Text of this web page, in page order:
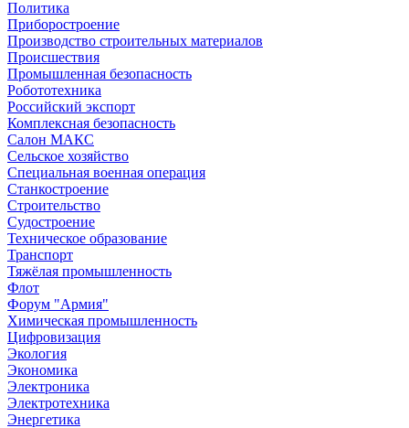
Политика
Приборостроение
Производство строительных материалов
Происшествия
Промышленная безопасность
Робототехника
Российский экспорт
Комплексная безопасность
Салон МАКС
Сельское хозяйство
Специальная военная операция
Станкостроение
Строительство
Судостроение
Техническое образование
Транспорт
Тяжёлая промышленность
Флот
Форум "Армия"
Химическая промышленность
Цифровизация
Экология
Экономика
Электроника
Электротехника
Энергетика